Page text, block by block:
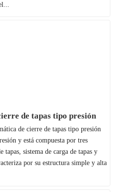
de tapas tipo presión
de cierre de tapas tipo presión
y está compuesta por tres
tapas, sistema de carga de tapas y
por su estructura simple y alta